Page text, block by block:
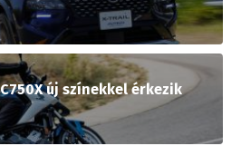
új színekkel érkezik